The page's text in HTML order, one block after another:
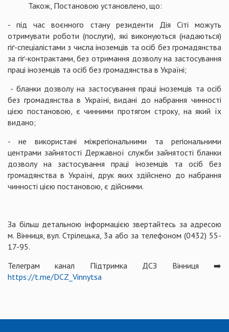
Також, Постановою установлено, що:
- під час воєнного стану резиденти Дія Сіті можуть
отримувати роботи (послуги), які виконуються (надаються)
гіґ-спеціалістами з числа іноземців та осіб без громадянства
за гіґ-контрактами, без отримання дозволу на застосування
праці іноземців та осіб без громадянства в Україні;
- бланки дозволу на застосування праці іноземців та осіб
без громадянства в Україні, видані до набрання чинності
цією постановою, є чинними протягом строку, на який їх
видано;
- не використані міжрегіональними та регіональними
центрами зайнятості Державної служби зайнятості бланки
дозволу на застосування праці іноземців та осіб без
громадянства в Україні, друк яких здійснено до набрання
чинності цією постановою, є дійсними.
За більш детальною інформацією звертайтесь за адресою
м. Вінниця, вул. Стрілецька, 3а або за телефоном (0432) 55-
17-95.
Телеграм канал Підтримка ДСЗ Вінниця ➡️
https://t.me/DCZ_Vinnytsa